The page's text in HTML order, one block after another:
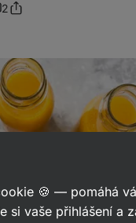
2Sdílet
🍪 — pomáhá
si vaše přihlášení a